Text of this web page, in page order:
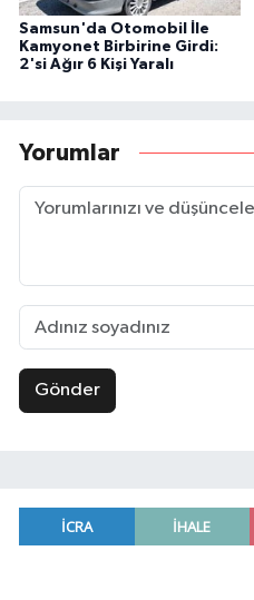
Samsun'da Otomobil İle
Kamyonet Birbirine Girdi:
2'si Ağır 6 Kişi Yaralı
Yorumlar
Gönder